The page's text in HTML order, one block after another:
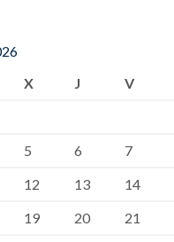
X J V
5 6 7
12 13 14
19 20 21